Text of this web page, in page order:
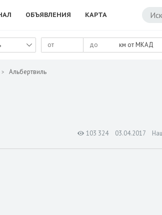
ОБЪЯВЛЕНИЯ КАРТА
км от МКАД
Альбертвиль
103 324 03.04.2017